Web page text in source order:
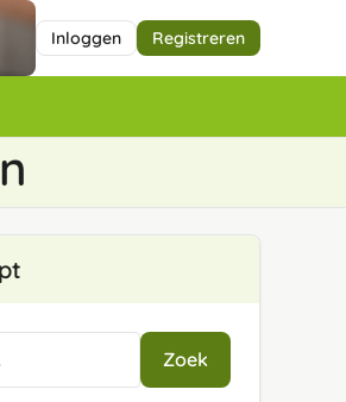
Inloggen Registreren
Zoek